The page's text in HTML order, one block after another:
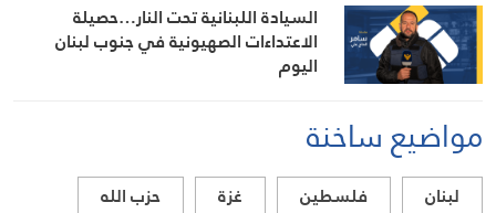
السيادة اللبنانية تحت النار…حصيلة
الاعتداءات الصهيونية في جنوب لبنان
اليوم
مواضيع ساخنة
لبنان فلسطين غزة
حزب الله